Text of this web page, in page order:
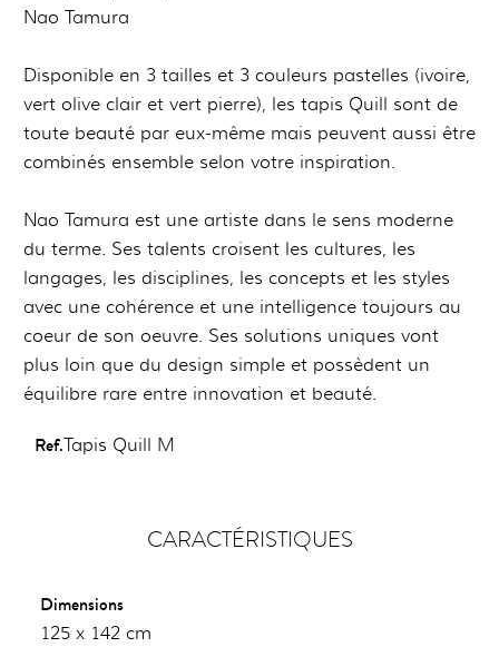
Nao Tamura
Disponible en 3 tailles et 3 couleurs pastelles (ivoire,
vert olive clair et vert pierre), les tapis Quill sont de
toute beauté par eux-même mais peuvent aussi être
combinés ensemble selon votre inspiration.
Nao Tamura est une artiste dans le sens moderne
du terme. Ses talents croisent les cultures, les
langages, les disciplines, les concepts et les styles
avec une cohérence et une intelligence toujours au
coeur de son oeuvre. Ses solutions uniques vont
plus loin que du design simple et possèdent un
équilibre rare entre innovation et beauté.
Ref.Tapis Quill M
CARACTÉRISTIQUES
Dimensions
125 x 142 cm